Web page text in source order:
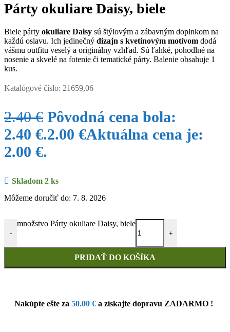
Párty okuliare Daisy, biele
Biele párty okuliare Daisy sú štýlovým a zábavným doplnkom na
každú oslavu. Ich jedinečný dizajn s kvetinovým motívom dodá
vášmu outfitu veselý a originálny vzhľad. Sú ľahké, pohodlné na
nosenie a skvelé na fotenie či tematické párty. Balenie obsahuje 1
kus.
Katalógové číslo: 21659,06
2.40€ Pôvodná cena bola:
2.40 €.2.00 €Aktuálna cena je:
2.00 €.
Skladom 2 ks
Môžeme doručiť do: 7. 8. 2026
-
množstvo Párty okuliare Daisy, biele
+
PRIDAŤ DO KOŠÍKA
Nakúpte ešte za 50.00 € a získajte dopravu ZADARMO !